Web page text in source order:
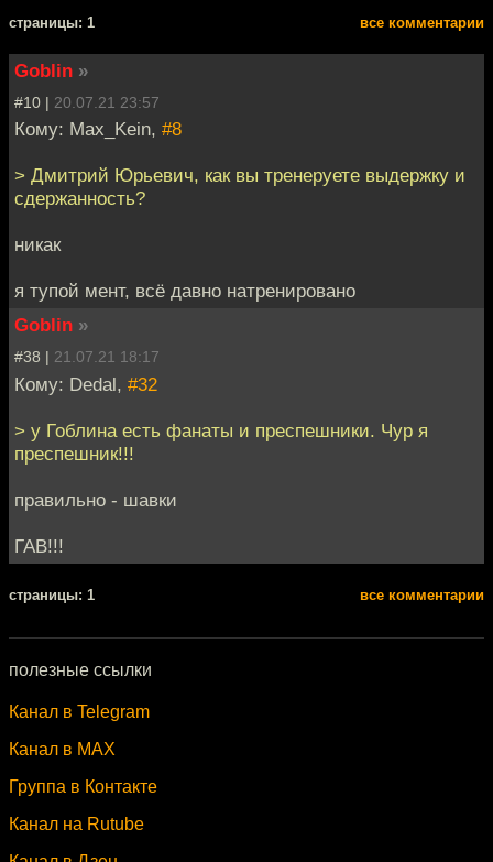
cтраницы: 1 все комментарии
Goblin »
#10 | 20.07.21 23:57
Кому: Max_Kein, #8
> Дмитрий Юрьевич, как вы тренеруете выдержку и
сдержанность?
никак
я тупой мент, всё давно натренировано
Goblin »
#38 | 21.07.21 18:17
Кому: Dedal, #32
> у Гоблина есть фанаты и преспешники. Чур я
преспешник!!!
правильно - шавки
ГАВ!!!
cтраницы: 1 все комментарии
полезные ссылки
Канал в Telegram
Канал в MAX
Группа в Контакте
Канал на Rutube